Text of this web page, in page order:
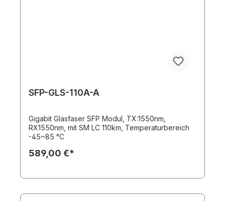
SFP-GLS-110A-A
Gigabit Glasfaser SFP Modul, TX:1550nm,
RX1550nm, mit SM LC 110km, Temperaturbereich
-45~85 °C
589,00 €*